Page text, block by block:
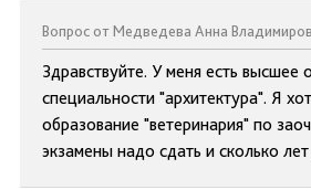
Вопрос от Медведева Анна
Здравствуйте. У меня есть высшее
специальности "архитектура". Я
образование "ветеринария" по
экзамены надо сдать и сколько лет